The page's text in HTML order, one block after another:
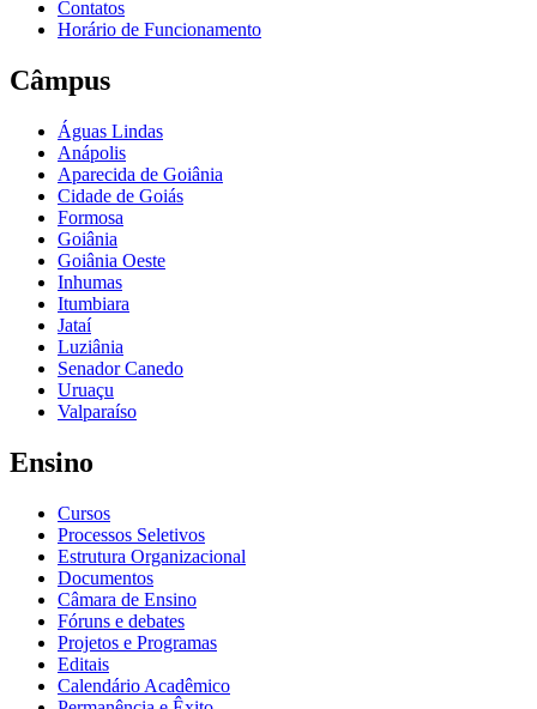
Contatos
Horário de Funcionamento
Câmpus
Águas Lindas
Anápolis
Aparecida de Goiânia
Cidade de Goiás
Formosa
Goiânia
Goiânia Oeste
Inhumas
Itumbiara
Jataí
Luziânia
Senador Canedo
Uruaçu
Valparaíso
Ensino
Cursos
Processos Seletivos
Estrutura Organizacional
Documentos
Câmara de Ensino
Fóruns e debates
Projetos e Programas
Editais
Calendário Acadêmico